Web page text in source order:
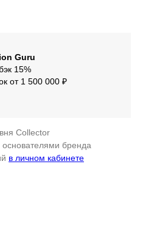
Guru
15%
от 1 500 000 ₽
Collector
основателями бренда
в личном кабинете